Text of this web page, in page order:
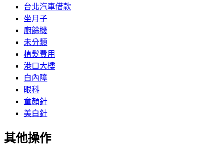
台北汽車借款
坐月子
廚餘機
未分類
植髮費用
港口大樓
白內障
眼科
童顏針
美白針
其他操作